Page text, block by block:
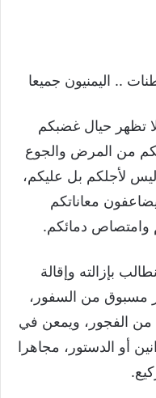
.. اليمنيون جميعا
تظهر حيال غضبكم
من المرض والجوع
لأجلكم بل عليكم،
معاناتكم
وامتصاص دمائكم.
بإزالته وإقالة
مسبوق من السفور،
من الفجور، ويمعن في
أو الدستور، مجاهرا